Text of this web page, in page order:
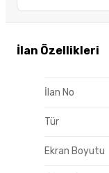
İlan Özellikleri
İlan No
Tür
Ekran Boyutu